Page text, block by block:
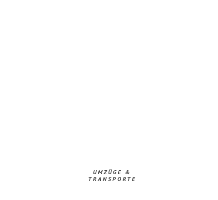
UMZÜGE &
TRANSPORTE